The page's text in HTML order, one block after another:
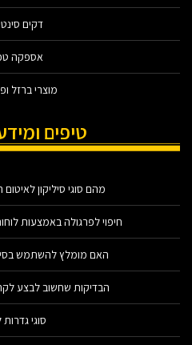
דקים
אספקה
מוצרי ברזל
טיפים
מהם סוגי סיליקון
חיפוי לפרגולה באמצעות
האם מומלץ להשתמש
הבדיקות שחשוב לבצע
סוגי גדרות